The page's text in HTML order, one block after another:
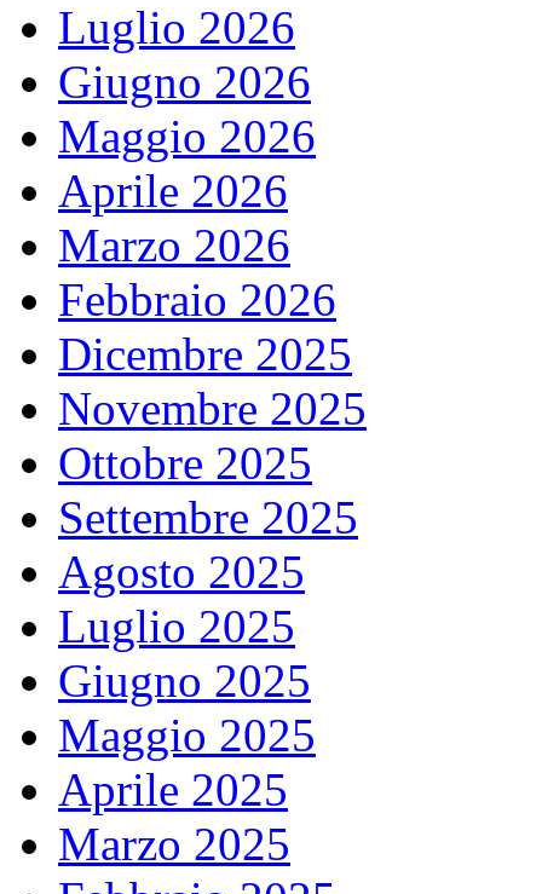
Luglio 2026
Giugno 2026
Maggio 2026
Aprile 2026
Marzo 2026
Febbraio 2026
Dicembre 2025
Novembre 2025
Ottobre 2025
Settembre 2025
Agosto 2025
Luglio 2025
Giugno 2025
Maggio 2025
Aprile 2025
Marzo 2025